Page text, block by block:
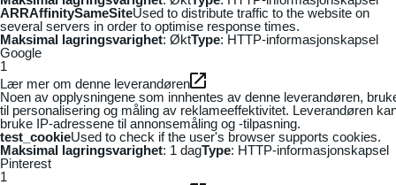
ARRAffinitySameSiteUsed to distribute traffic to the website on
several servers in order to optimise response times.
Maksimal lagringsvarighet: ØktType: HTTP-informasjonskapsel
Google
1
Lær mer om denne leverandøren
Noen av opplysningene som innhentes av denne leverandøren,
til personalisering og måling av reklameeffektivitet. Leverandøren
bruke IP-adressene til annonsemåling og -tilpasning.
test_cookieUsed to check if the user's browser supports cookies.
Maksimal lagringsvarighet: 1 dagType: HTTP-informasjonskapsel
Pinterest
1